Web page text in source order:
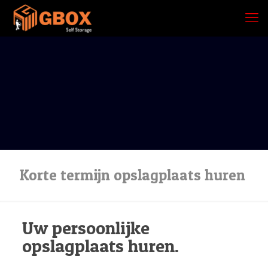
Korte termijn opslagplaats huren
Uw persoonlijke
opslagplaats huren.